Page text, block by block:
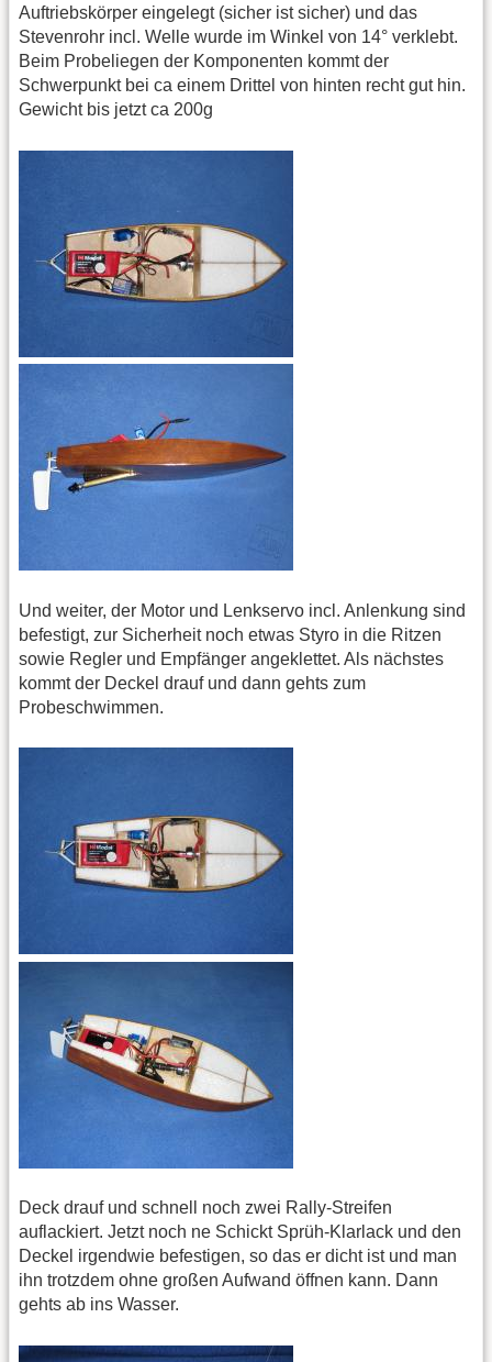
Auftriebskörper eingelegt (sicher ist sicher) und das
Stevenrohr incl. Welle wurde im Winkel von 14° verklebt.
Beim Probeliegen der Komponenten kommt der
Schwerpunkt bei ca einem Drittel von hinten recht gut hin.
Gewicht bis jetzt ca 200g
Und weiter, der Motor und Lenkservo incl. Anlenkung sind
befestigt, zur Sicherheit noch etwas Styro in die Ritzen
sowie Regler und Empfänger angeklettet. Als nächstes
kommt der Deckel drauf und dann gehts zum
Probeschwimmen.
Deck drauf und schnell noch zwei Rally-Streifen
auflackiert. Jetzt noch ne Schickt Sprüh-Klarlack und den
Deckel irgendwie befestigen, so das er dicht ist und man
ihn trotzdem ohne großen Aufwand öffnen kann. Dann
gehts ab ins Wasser.